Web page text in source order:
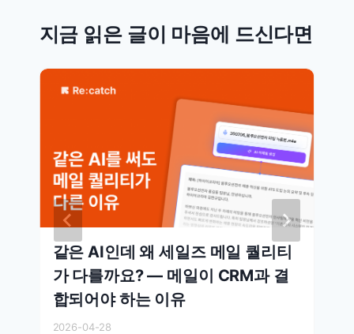
지금 읽은 글이 마음에 드신다면
같은 AI인데 왜 세일즈 메일 퀄리티
가 다를까요? — 메일이 CRM과 결
합되어야 하는 이유
2026-04-28